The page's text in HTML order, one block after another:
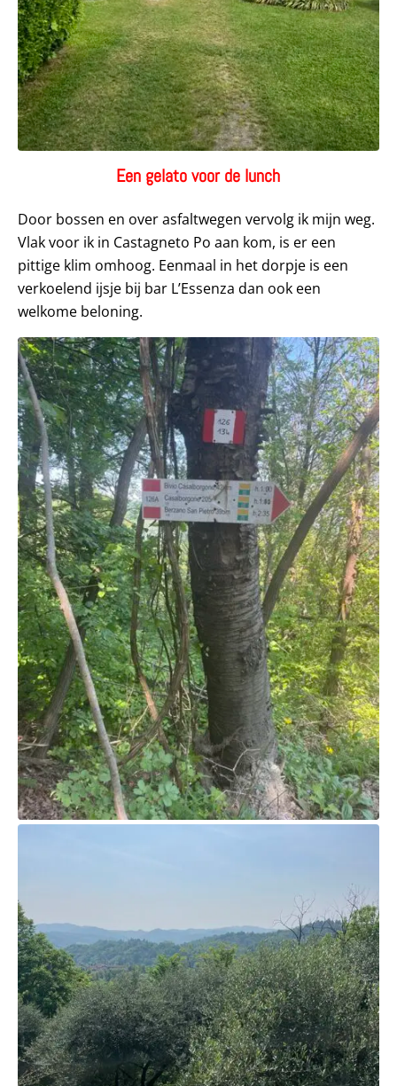
Een gelato voor de lunch
Door bossen en over asfaltwegen vervolg ik mijn weg.
Vlak voor ik in Castagneto Po aan kom, is er een
pittige klim omhoog. Eenmaal in het dorpje is een
verkoelend ijsje bij bar L’Essenza dan ook een
welkome beloning.